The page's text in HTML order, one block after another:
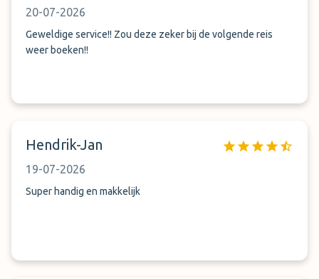
7 min later zaten we terug in onze auto op weg naar huis.
Een aanrader qua parking ! Vriendelijk! Goede shuttle service
! Vlakbij de luchthaven !
20-07-2026
Geweldige service!! Zou deze zeker bij de volgende reis
weer boeken!!
Hendrik-Jan
19-07-2026
Super handig en makkelijk